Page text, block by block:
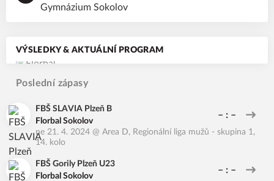
Gymnázium Sokolov
VÝSLEDKY & AKTUÁLNÍ PROGRAM
Poslední zápasy
FBŠ SLAVIA Plzeň B
Florbal Sokolov
– : –
ne 21. 4. 2024 @ Area D, Regionální liga mužů - skupina 1,
14. kolo
FBŠ Gorily Plzeň U23
Florbal Sokolov
– : –